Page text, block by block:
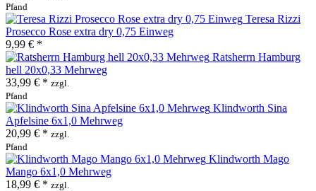
Pfand
Teresa Rizzi
Prosecco Rose extra dry 0,75 Einweg
9,99 € *
Ratsherrn Hamburg
hell 20x0,33 Mehrweg
33,99 € * zzgl.
Pfand
Klindworth Sina
Apfelsine 6x1,0 Mehrweg
20,99 € * zzgl.
Pfand
Klindworth Mago
Mango 6x1,0 Mehrweg
18,99 € * zzgl.